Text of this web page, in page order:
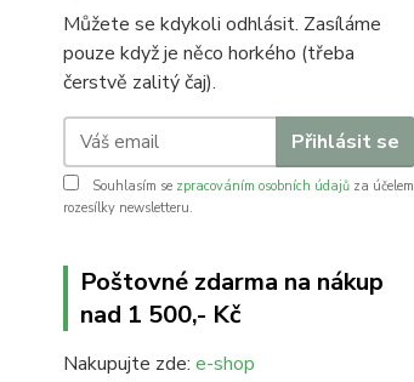
Můžete se kdykoli odhlásit. Zasíláme
pouze když je něco horkého (třeba
čerstvě zalitý čaj).
Přihlásit se
Souhlasím se zpracováním osobních údajů za účelem
rozesílky newsletteru.
Poštovné zdarma na nákup
nad 1 500,- Kč
Nakupujte zde: e-shop